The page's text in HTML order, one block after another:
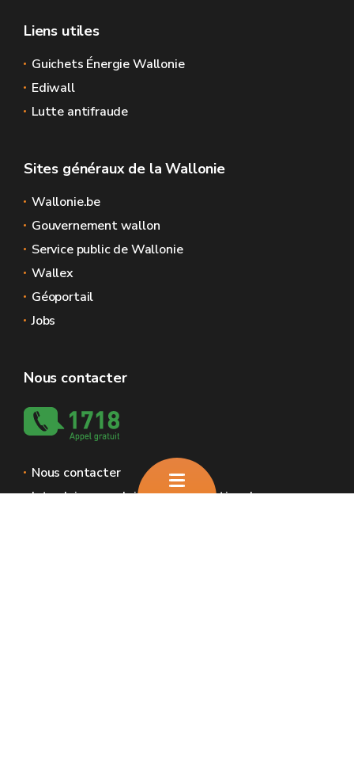
Liens utiles
Guichets Énergie Wallonie
Ediwall
Lutte antifraude
Sites généraux de la Wallonie
Wallonie.be
Gouvernement wallon
Service public de Wallonie
Wallex
Géoportail
Jobs
Nous contacter
Nous contacter
Introduire une plainte et déclaration de